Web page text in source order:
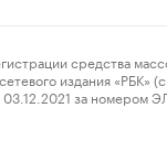
средства
издания «РБК»
03.12.2021 за